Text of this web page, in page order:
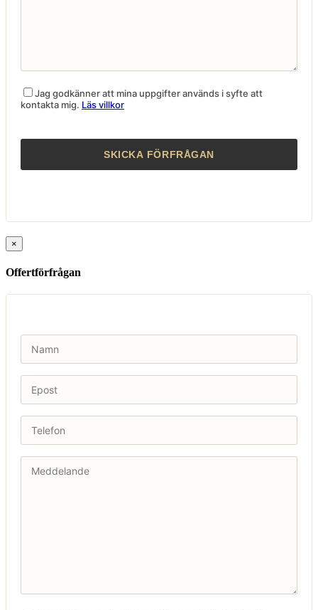
Jag godkänner att mina uppgifter används i syfte att
kontakta mig. Läs villkor
×
Offertförfrågan